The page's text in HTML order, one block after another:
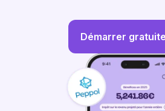
Démarrer